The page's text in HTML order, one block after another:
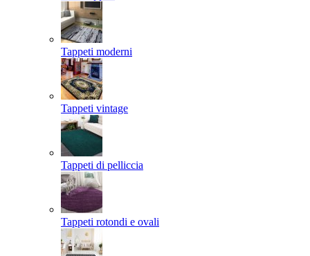
Tappeti moderni
Tappeti vintage
Tappeti di pelliccia
Tappeti rotondi e ovali